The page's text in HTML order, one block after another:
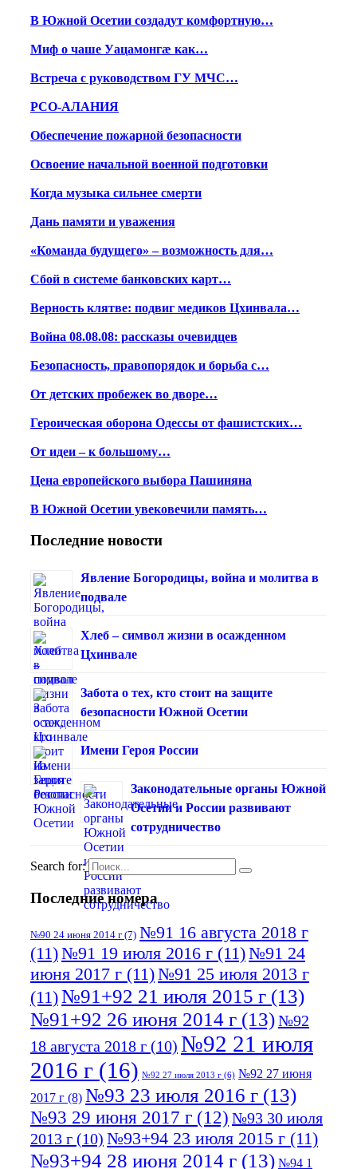
В Южной Осетии создадут комфортную…
Миф о чаше Уацамонгæ как…
Встреча с руководством ГУ МЧС…
РСО-АЛАНИЯ
Обеспечение пожарной безопасности
Освоение начальной военной подготовки
Когда музыка сильнее смерти
Дань памяти и уважения
«Команда будущего» – возможность для…
Сбой в системе банковских карт…
Верность клятве: подвиг медиков Цхинвала…
Война 08.08.08: рассказы очевидцев
Безопасность, правопорядок и борьба с…
От детских пробежек во дворе…
Героическая оборона Одессы от фашистских…
От идеи – к большому…
Цена европейского выбора Пашиняна
В Южной Осетии увековечили память…
Последние новости
Явление Богородицы, война и молитва в
подвале
Хлеб – символ жизни в осажденном
Цхинвале
Забота о тех, кто стоит на защите
безопасности Южной Осетии
Имени Героя России
Законодательные органы Южной
Осетии и России развивают
сотрудничество
Search for:
Последние номера
№90 24 июня 2014 г (7) №91 16 августа 2018 г
(11)№91 19 июля 2016 г (11)№91 24
июня 2017 г (11)№91 25 июля 2013 г
(11)№91+92 21 июля 2015 г (13)
№91+92 26 июня 2014 г (13)№92
18 августа 2018 г (10) №92 21 июля
2016 г (16) №92 27 июля 2013 г (6) №92 27 июня
2017 г (8) №93 23 июля 2016 г (13)
№93 29 июня 2017 г (12) №93 30 июля
2013 г (10) №93+94 23 июля 2015 г (11)
№93+94 28 июня 2014 г (13) №94 1